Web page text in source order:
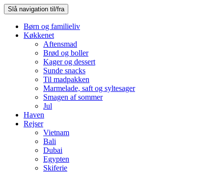
Slå navigation til/fra
Børn og familieliv
Køkkenet
Aftensmad
Brød og boller
Kager og dessert
Sunde snacks
Til madpakken
Marmelade, saft og syltesager
Smagen af sommer
Jul
Haven
Rejser
Vietnam
Bali
Dubai
Egypten
Skiferie